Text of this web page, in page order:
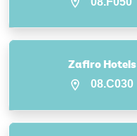
Zafiro Hotels
08.C030